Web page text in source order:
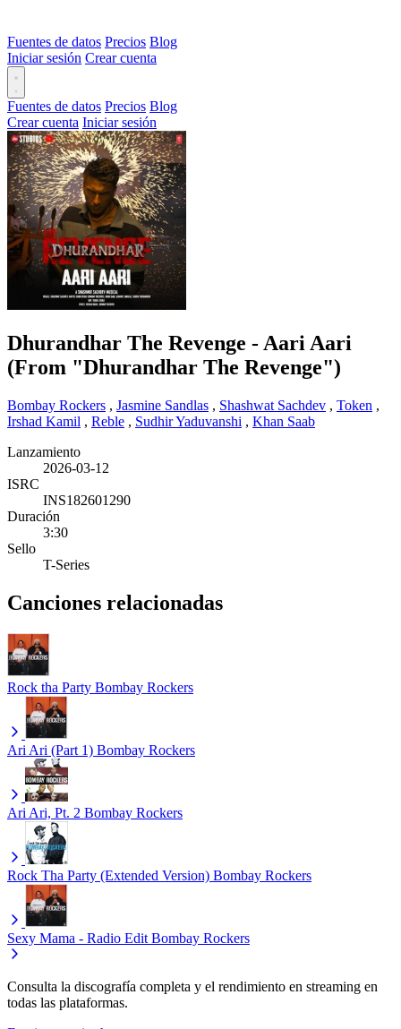
Fuentes de datos Precios Blog
Iniciar sesión Crear cuenta
Fuentes de datos Precios Blog
Crear cuenta Iniciar sesión
Dhurandhar The Revenge - Aari Aari
(From "Dhurandhar The Revenge")
Bombay Rockers , Jasmine Sandlas , Shashwat Sachdev , Token ,
Irshad Kamil , Reble , Sudhir Yaduvanshi , Khan Saab
Lanzamiento
2026-03-12
ISRC
INS182601290
Duración
3:30
Sello
T-Series
Canciones relacionadas
Rock tha Party Bombay Rockers
Ari Ari (Part 1) Bombay Rockers
Ari Ari, Pt. 2 Bombay Rockers
Rock Tha Party (Extended Version) Bombay Rockers
Sexy Mama - Radio Edit Bombay Rockers
Consulta la discografía completa y el rendimiento en streaming en
todas las plataformas.